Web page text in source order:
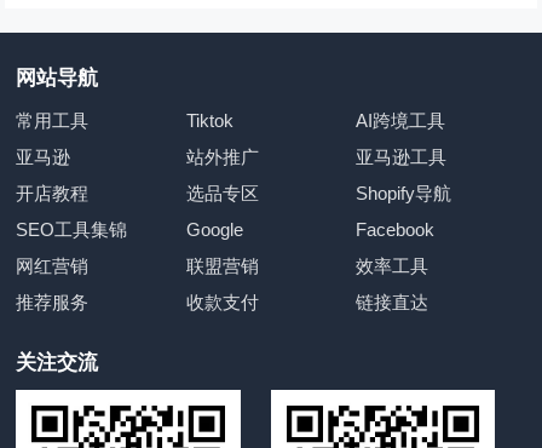
网站导航
常用工具 Tiktok
AI跨境工具
亚马逊
站外推广
亚马逊工具
开店教程
选品专区
Shopify导航
SEO工具集锦
Google
Facebook
网红营销
联盟营销
效率工具
推荐服务
收款支付 链接直达
关注交流